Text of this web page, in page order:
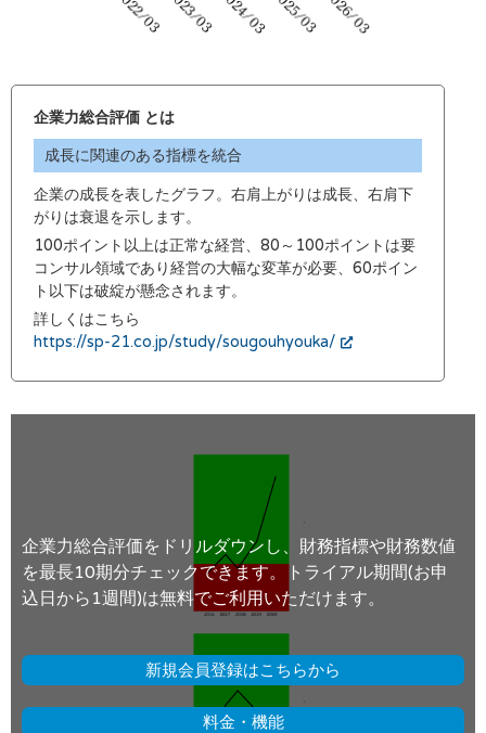
企業力総合評価 とは
成長に関連のある指標を統合
企業の成長を表したグラフ。右肩上がりは成長、右肩下
がりは衰退を示します。
100ポイント以上は正常な経営、80～100ポイントは要
コンサル領域であり経営の大幅な変革が必要、60ポイン
ト以下は破綻が懸念されます。
詳しくはこちら
https://sp-21.co.jp/study/sougouhyouka/
企業力総合評価をドリルダウンし、財務指標や財務数値
を最長10期分チェックできます。トライアル期間(お申
込日から1週間)は無料でご利用いただけます。
新規会員登録はこちらから
料金・機能